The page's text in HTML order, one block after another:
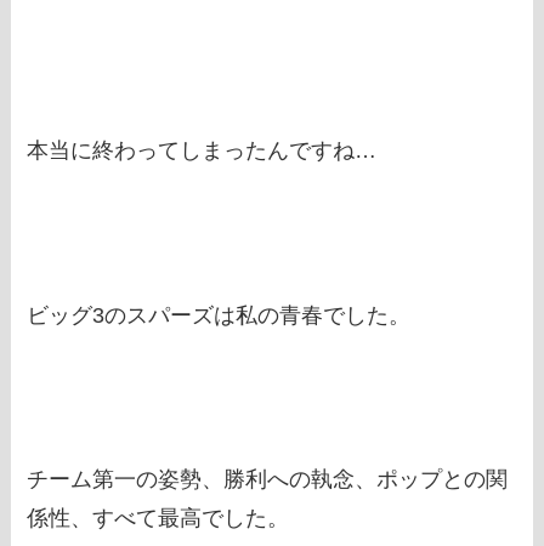
本当に終わってしまったんですね…
ビッグ3のスパーズは私の青春でした。
チーム第一の姿勢、勝利への執念、ポップとの関
係性、すべて最高でした。